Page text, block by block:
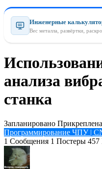
Инженерные
Вес металла, развёртки,
анализа
станка
Запланировано Прикреплена
Программирование ЧПУ |
1 Сообщения 1 Постеры 457